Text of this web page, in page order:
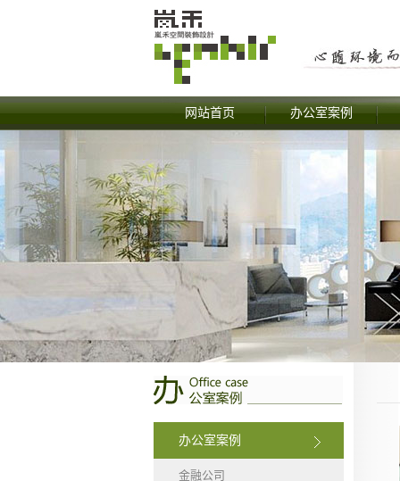
网站首页 办公室案例
办公室案例
金融公司